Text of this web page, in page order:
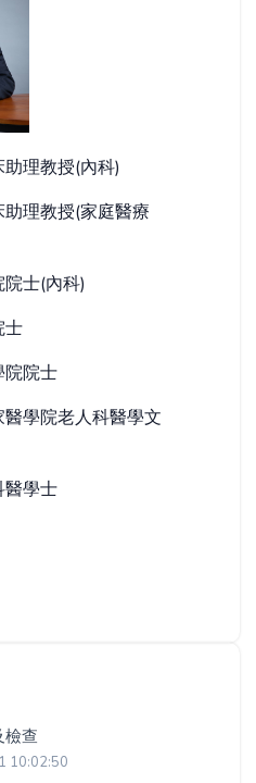
理教授(內科)
理教授(家庭醫療
士(內科)
士
院院士
學院老人科醫學文
醫學士
檢查
10:02:50